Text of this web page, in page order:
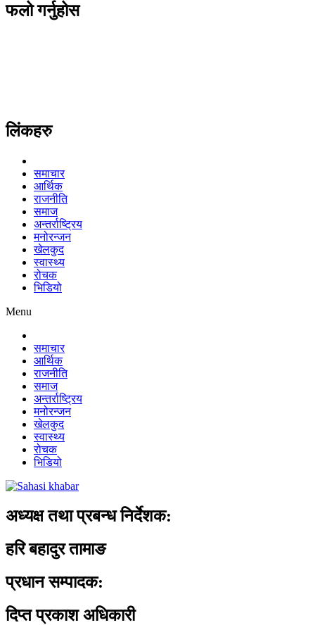
फलो गर्नुहोस
लिंकहरु
समाचार
आर्थिक
राजनीति
समाज
अन्तर्राष्ट्रिय
मनोरन्जन
खेलकुद
स्वास्थ्य
रोचक
भिडियो
Menu
समाचार
आर्थिक
राजनीति
समाज
अन्तर्राष्ट्रिय
मनोरन्जन
खेलकुद
स्वास्थ्य
रोचक
भिडियो
अध्यक्ष तथा प्रबन्ध निर्देशक:
हरि बहादुर तामाङ
प्रधान सम्पादक:
दिप्त प्रकाश अधिकारी